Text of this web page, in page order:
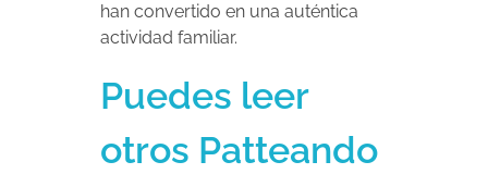
han convertido en una auténtica
actividad familiar.
Puedes leer
otros Patteando